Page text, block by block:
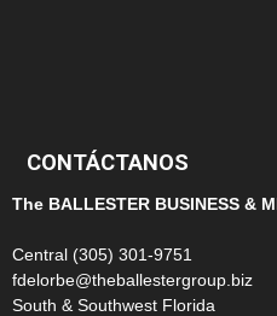
CONTÁCTANOS
The BALLESTER BUSINESS &
Central (305) 301-9751
fdelorbe@theballestergroup.biz
South & Southwest Florida